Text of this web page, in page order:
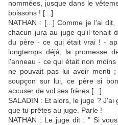
nommées, jusque dans le
boissons ! [...]
NATHAN : [...] Comme je l'ai
chacun jura au juge qu'il tenait
du père - ce qui était vrai ! -
longtemps déjà, la promesse
l'anneau - ce qui était non
ne pouvait pas lui avoir menti
soupçon sur lui, ce père si
accuser de vol ses frères [...]
SALADIN : Et alors, le juge ?
que tu prêtes au juge. Parle !
NATHAN : Le juge dit : " Si